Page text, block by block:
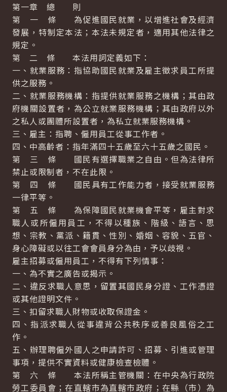
第一章 總 則
第 一 條 為促進國民就業，以增進社會及經濟
發展，特制定本法；本法未規定者，適用其他法律之
規定。
第 二 條 本法用詞定義如下：
一、就業服務：指協助國民就業及雇主徵求員工所提
供之服務。
二、就業服務機構：指提供就業服務之機構；其由政
府機關設置者，為公立就業服務機構；其由政府以外
之私人或團體所設置者，為私立就業服務機構。
三、雇主：指聘、僱用員工從事工作者。
四、中高齡者：指年滿四十五歲至六十五歲之國民。
第 三 條 國民有選擇職業之自由。但為法律所
禁止或限制者，不在此限。
第 四 條 國民具有工作能力者，接受就業服務
一律平等。
第 五 條 為保障國民就業機會平等，雇主對求
職人或所僱用員工，不得以種族、階級、語言、思
想、宗教、黨派、籍貫、性別、婚姻、容貌、五官、
身心障礙或以往工會會員身分為由，予以歧視。
雇主招募或僱用員工，不得有下列情事：
一、為不實之廣告或揭示。
二、違反求職人意思，留置其國民身分證、工作憑證
或其他證明文件。
三、扣留求職人財物或收取保證金。
四、指派求職人從事違背公共秩序或善良風俗之工
作。
五、辦理聘僱外國人之申請許可、招募、引進或管理
事項，提供不實資料或健康檢查檢體。
第 六 條 本法所稱主管機關：在中央為行政院
勞工委員會；在直轄市為直轄市政府；在縣（市）為